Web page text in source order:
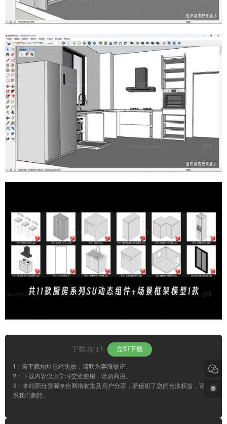
下载地址1 立即下载
1：若下载地址已经失效，请联系客服修正。
2：下载内容仅供学习交流使用，请勿商用。
3：本站部分资源来自网络收集及用户分享，若侵犯了您的合法权益，请联
系我们删除。